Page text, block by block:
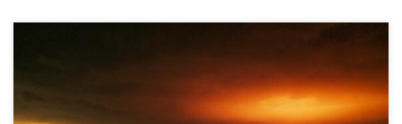
Yhdysvaltain tiedeakatemiat: Ilmastonmuokkausta pitäisi